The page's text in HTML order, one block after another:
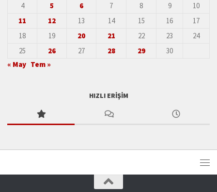
4
5 6 7 8 9
10
11
12 13 14 15 16
17
18
19 20 21 22 23
24
25
26 27 28 29
30
« May Tem »
HIZLI ERIŞIM